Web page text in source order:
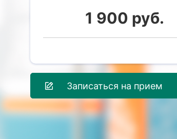
1 900 руб.
Записаться на прием